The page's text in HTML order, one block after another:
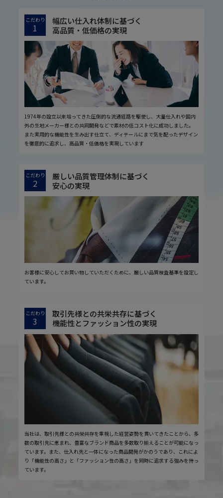
こだわり
1
幅広い仕入れ体制に基づく
高品質・低価格の実現
1974年の設立以来培ってきた圧倒的な流通経路を駆使し、大量仕入れや国内
外の生地メーカー様との共同開発などで素材の低コスト化に成功しました。
また実用的な機能性を生み出す仕立て、ディテールにまで気を配ったデザイン
を徹底的に追求し、高品質・低価格を実現しています
こだわり
2
厳しい品質管理体制に基づく
安心の実現
お客様に安心してお買い物していただくために、厳しい品質検査基準を設定し
ています。
こだわり
3
取引先様との共栄共存に基づく
機能性とファッション性の実現
当社は、取引先様との共栄共存を重視した経営姿勢を貫いてきたことから、多
数の取引先に恵まれ、豊富なブランド商品を多数取り揃えることが可能になっ
ています。また、仕入れ先と一体になった商品開発がかのうであり、これによ
り「機能性の高さ」と「ファッション性の高さ」を同時に追求する強みを持っ
ています。